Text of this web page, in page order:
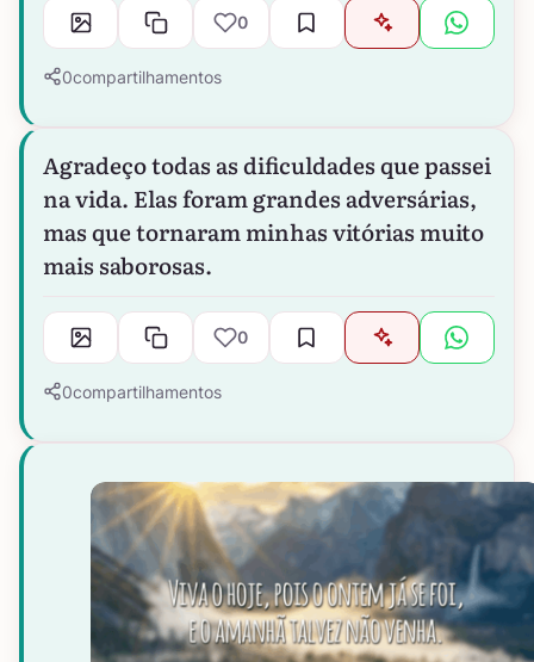
0
0compartilhamentos
Agradeço todas as dificuldades que passei
na vida. Elas foram grandes adversárias,
mas que tornaram minhas vitórias muito
mais saborosas.
0
0compartilhamentos